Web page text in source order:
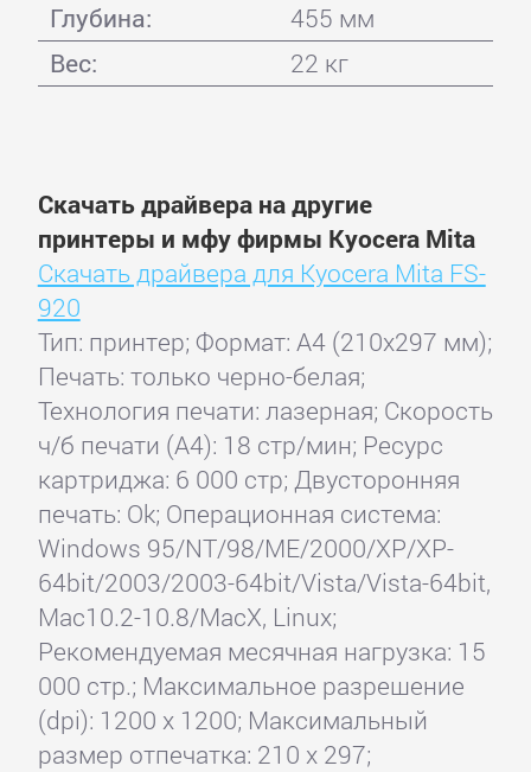
Глубина:
455 мм
Вес:
22 кг
Скачать драйвера на другие
принтеры и мфу фирмы Kyocera Mita
Скачать драйвера для Kyocera Mita FS-
920
Тип: принтер; Формат: A4 (210x297 мм);
Печать: только черно-белая;
Технология печати: лазерная; Скорость
ч/б печати (А4): 18 стр/мин; Ресурс
картриджа: 6 000 стр; Двусторонняя
печать: Ok; Операционная система:
Windows 95/NT/98/ME/2000/XP/XP-
64bit/2003/2003-64bit/Vista/Vista-64bit,
Mac10.2-10.8/MacX, Linux;
Рекомендуемая месячная нагрузка: 15
000 стр.; Максимальное разрешение
(dpi): 1200 x 1200; Максимальный
размер отпечатка: 210 x 297;